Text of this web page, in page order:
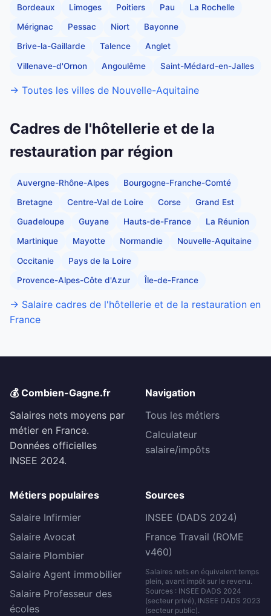
Bordeaux Limoges Poitiers Pau La Rochelle
Mérignac Pessac Niort Bayonne
Brive-la-Gaillarde Talence Anglet
Villenave-d'Ornon Angoulême Saint-Médard-en-Jalles
→ Toutes les villes de Nouvelle-Aquitaine
Cadres de l'hôtellerie et de la
restauration par région
Auvergne-Rhône-Alpes Bourgogne-Franche-Comté
Bretagne Centre-Val de Loire Corse Grand Est
Guadeloupe Guyane Hauts-de-France La Réunion
Martinique Mayotte Normandie Nouvelle-Aquitaine
Occitanie Pays de la Loire
Provence-Alpes-Côte d'Azur Île-de-France
→ Salaire cadres de l'hôtellerie et de la restauration en
France
💰 Combien-Gagne.fr
Salaires nets moyens par
métier en France.
Données officielles
INSEE 2024.
Navigation
Tous les métiers
Calculateur
salaire/impôts
Métiers populaires
Salaire Infirmier
Salaire Avocat
Salaire Plombier
Salaire Agent immobilier
Salaire Professeur des
écoles
Sources
INSEE (DADS 2024)
France Travail (ROME
v460)
Salaires nets en équivalent temps
plein, avant impôt sur le revenu.
Sources : INSEE DADS 2024
(secteur privé), INSEE DADS 2023
(secteur public).